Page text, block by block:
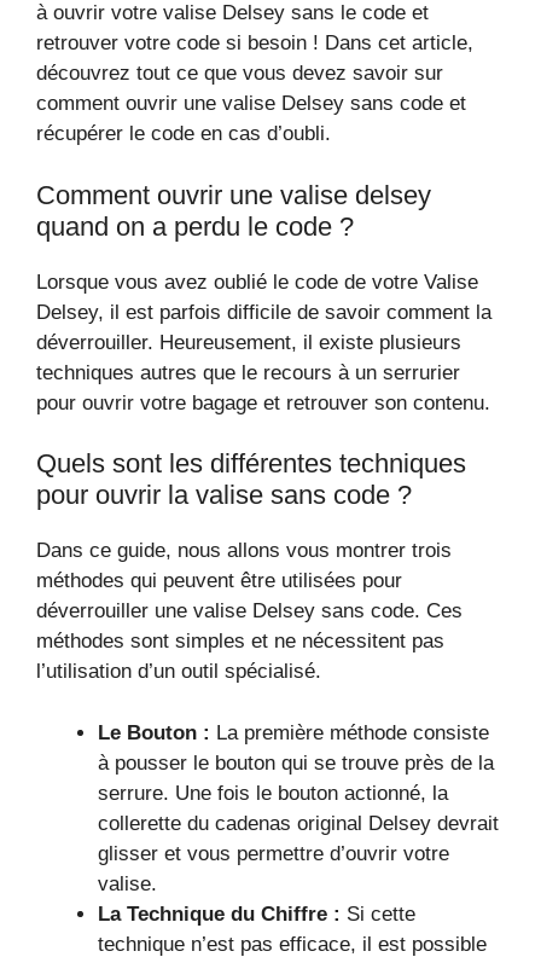
à ouvrir votre valise Delsey sans le code et
retrouver votre code si besoin ! Dans cet article,
découvrez tout ce que vous devez savoir sur
comment ouvrir une valise Delsey sans code et
récupérer le code en cas d’oubli.
Comment ouvrir une valise delsey
quand on a perdu le code ?
Lorsque vous avez oublié le code de votre Valise
Delsey, il est parfois difficile de savoir comment la
déverrouiller. Heureusement, il existe plusieurs
techniques autres que le recours à un serrurier
pour ouvrir votre bagage et retrouver son contenu.
Quels sont les différentes techniques
pour ouvrir la valise sans code ?
Dans ce guide, nous allons vous montrer trois
méthodes qui peuvent être utilisées pour
déverrouiller une valise Delsey sans code. Ces
méthodes sont simples et ne nécessitent pas
l’utilisation d’un outil spécialisé.
Le Bouton : La première méthode consiste
à pousser le bouton qui se trouve près de la
serrure. Une fois le bouton actionné, la
collerette du cadenas original Delsey devrait
glisser et vous permettre d’ouvrir votre
valise.
La Technique du Chiffre : Si cette
technique n’est pas efficace, il est possible